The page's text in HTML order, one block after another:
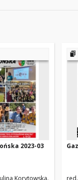
2023-03
Korytowska zespół